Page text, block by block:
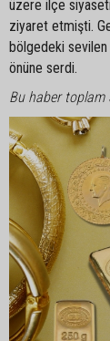
üzere ilçe
ziyaret etmişti.
bölgedeki sevilen
önüne serdi.
Bu haber